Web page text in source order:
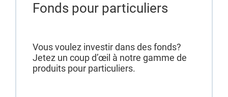
Fonds pour particuliers
Vous voulez investir dans des fonds?
Jetez un coup d’œil à notre gamme de
produits pour particuliers.